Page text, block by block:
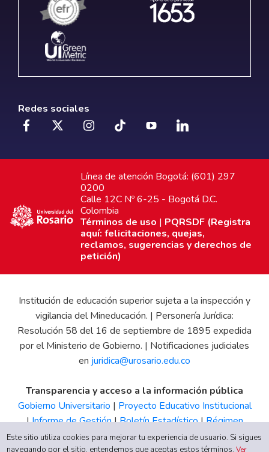
Redes sociales
Línea de atención Bogotá: (601) 297
0200
Calle 12C Nº 6-25 - Bogotá D.C.
Colombia
Términos de uso | PQRSDF (Registra
aquí: felicitaciones, quejas,
reclamos, sugerencias y derechos de
petición)
Institución de educación superior sujeta a la inspección y
vigilancia del Mineducación. | Personería Jurídica:
Resolución 58 del 16 de septiembre de 1895 expedida
por el Ministerio de Gobierno. | Notificaciones judiciales
en juridica@urosario.edu.co
Transparencia y acceso a la información pública
Gobierno Universitario | Proyecto Educativo Institucional
|Informe de Gestión|Boletín Estadístico|Régimen
Tributario|Estados Financieros |Código de Ética| Canal
Este sitio utiliza cookies para mejorar tu experiencia de usuario. Si sigues
navegando por el sitio, entendemos que aceptas estos términos.Ver